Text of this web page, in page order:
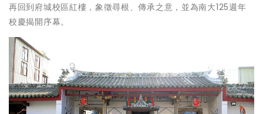
再回到府城校區紅樓，象徵尋根、傳承之意，並為南大125週年
校慶揭開序幕。